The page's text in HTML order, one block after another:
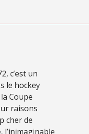
c’est un
le hockey
Coupe
raisons
cher de
l’inimaginable